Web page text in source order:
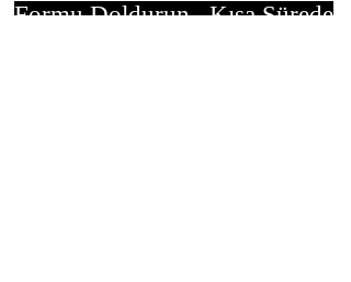
Formu Doldurun. Kısa Sürede